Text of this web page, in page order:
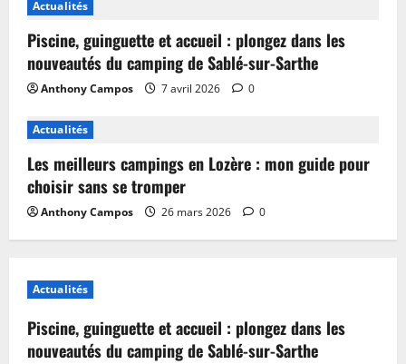
Actualités
Piscine, guinguette et accueil : plongez dans les
nouveautés du camping de Sablé-sur-Sarthe
Anthony Campos 7 avril 2026 0
Actualités
Les meilleurs campings en Lozère : mon guide pour
choisir sans se tromper
Anthony Campos 26 mars 2026 0
Actualités
Piscine, guinguette et accueil : plongez dans les
nouveautés du camping de Sablé-sur-Sarthe